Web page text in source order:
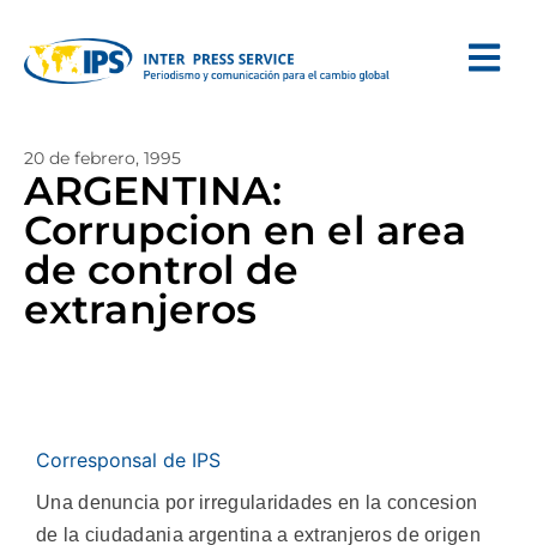
20 de febrero, 1995
ARGENTINA:
Corrupcion en el area
de control de
extranjeros
Corresponsal de IPS
Una denuncia por irregularidades en la concesion
de la ciudadania argentina a extranjeros de origen